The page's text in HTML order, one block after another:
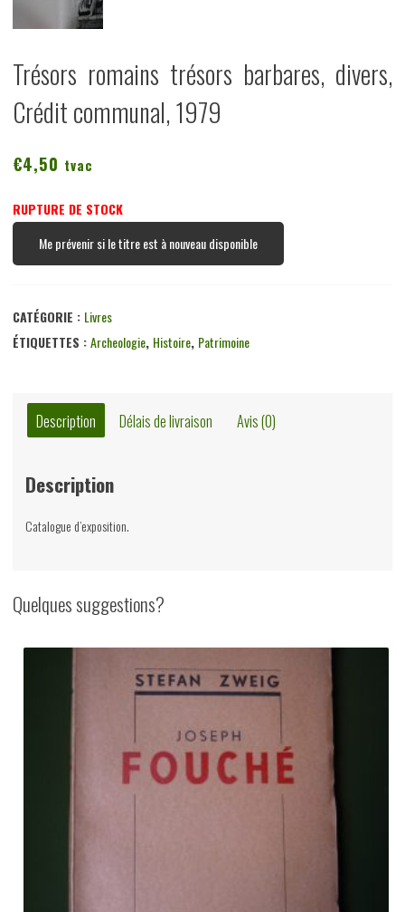
Trésors romains trésors barbares, divers,
Crédit communal, 1979
€4,50 tvac
RUPTURE DE STOCK
Me prévenir si le titre est à nouveau disponible
CATÉGORIE : Livres
ÉTIQUETTES :Archeologie, Histoire, Patrimoine
Description Délais de livraison Avis (0)
Description
Catalogue d’exposition.
Quelques suggestions?